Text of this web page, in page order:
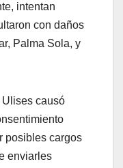
intentan
con daños
Palma Sola, y
causó
posibles cargos
enviarles